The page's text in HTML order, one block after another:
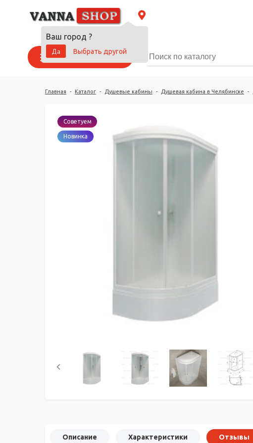
Ваш город ?
Да
Выбрать другой
Каталог товаров
Главная - Каталог - Душевые кабины - Душевая кабина в Челябинске -
Советуем
Новинка
Описание Характеристики Отзывы